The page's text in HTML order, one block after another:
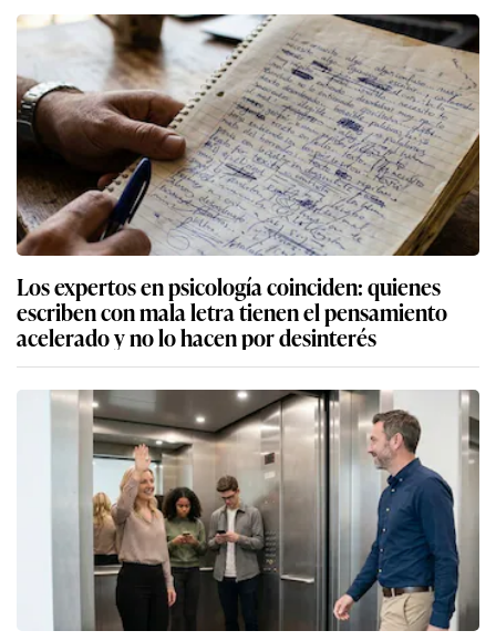
Los expertos en psicología coinciden: quienes
escriben con mala letra tienen el pensamiento
acelerado y no lo hacen por desinterés